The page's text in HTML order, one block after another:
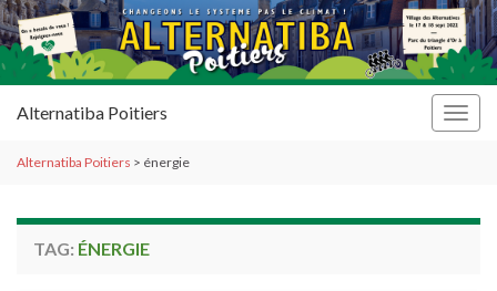
Alternatiba Poitiers
Alternatiba Poitiers > énergie
TAG: ÉNERGIE